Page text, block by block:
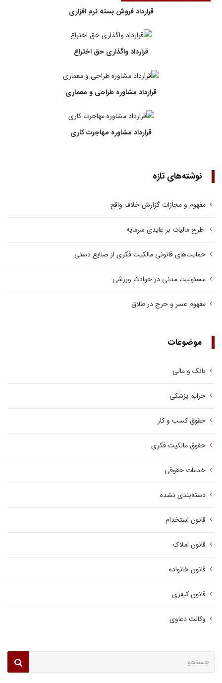
قرارداد فروش بسته نرم افزاری
قرارداد واگذاری حق اختراع
قرارداد مشاوره طراحی و معماری
قرارداد مشاوره مهاجرت کاری
نوشته‌های تازه
مفهوم و مجازات گزارش خلاف واقع
طرح مالیات بر عایدی سرمایه
حمایت‌های قانونی مالکیت فکری از صنایع دستی
مسئولیت مدنی در حوادث ورزشی
مفهوم عسر و حرج در طلاق
موضوعات
بانک و مالی
جرایم پزشکی
حقوق کسب‌ و کار
حقوق مالکیت فکری
خدمات حقوقی
دسته‌بندی نشده
قانون استخدام
قانون املاک
قانون خانواده
قانون کیفری
وکالت دعاوی
برای: